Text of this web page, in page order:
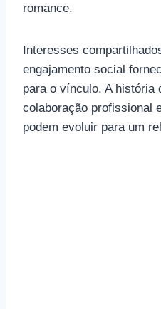
romance.
Interesses
engajamento social
para o vínculo. A história
colaboração profissional
podem evoluir para um